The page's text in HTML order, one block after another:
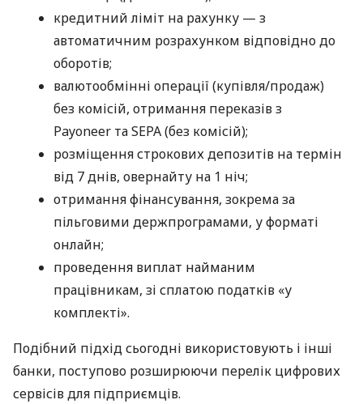
кредитний ліміт на рахунку — з
автоматичним розрахунком відповідно до
оборотів;
валютообмінні операції (купівля/продаж)
без комісій, отримання переказів з
Payoneer та SEPA (без комісій);
розміщення строкових депозитів на термін
від 7 днів, овернайту на 1 ніч;
отримання фінансування, зокрема за
пільговими держпрограмами, у форматі
онлайн;
проведення виплат найманим
працівникам, зі сплатою податків «у
комплекті».
Подібний підхід сьогодні використовують і інші
банки, поступово розширюючи перелік цифрових
сервісів для підприємців.